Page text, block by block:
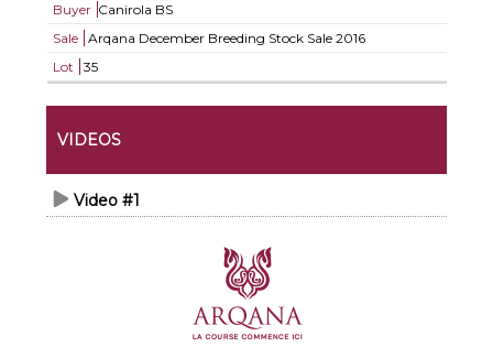
Buyer Canirola BS
Sale
Arqana December Breeding Stock Sale 2016
Lot
35
VIDEOS
Video #1